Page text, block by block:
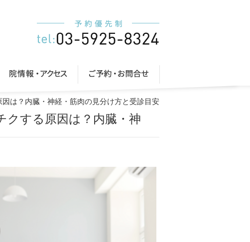
は？内臓・神経・筋肉の見分け方と受診目安
クする原因は？内臓・神